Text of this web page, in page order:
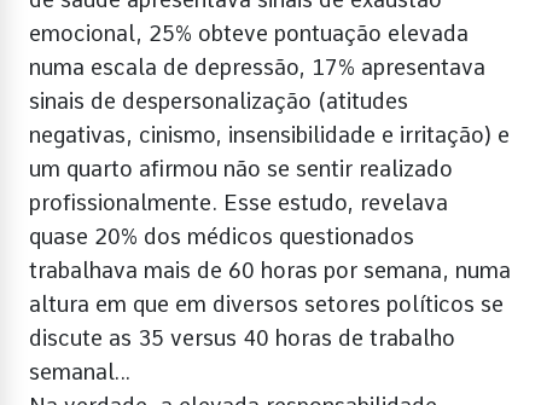
emocional, 25% obteve pontuação elevada
numa escala de depressão, 17% apresentava
sinais de despersonalização (atitudes
negativas, cinismo, insensibilidade e irritação) e
um quarto afirmou não se sentir realizado
profissionalmente. Esse estudo, revelava
quase 20% dos médicos questionados
trabalhava mais de 60 horas por semana, numa
altura em que em diversos setores políticos se
discute as 35 versus 40 horas de trabalho
semanal…